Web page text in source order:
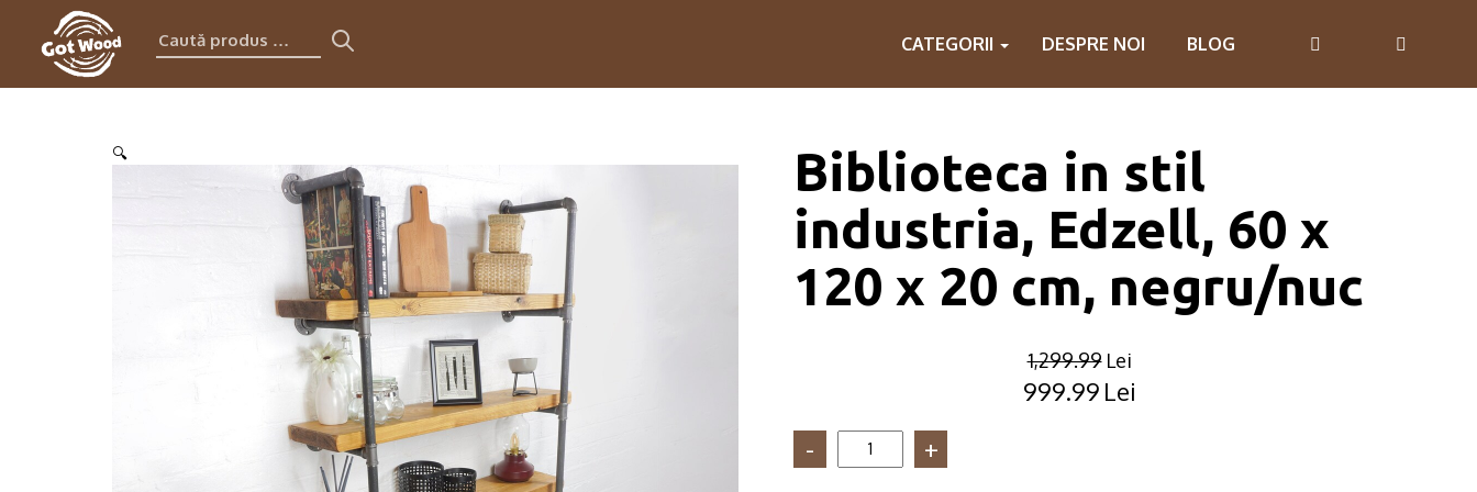
Caută
produs:
CATEGORII DESPRE NOI BLOG
🔍
Biblioteca in stil
industria, Edzell, 60 x
120 x 20 cm, negru/nuc
1,299.99 Lei
Original
999.99 Lei
Current
Cantitate